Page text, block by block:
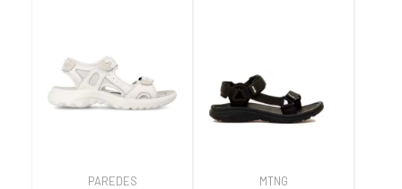
PAREDES MTNG